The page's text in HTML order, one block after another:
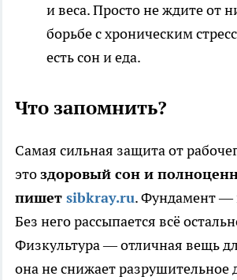
и веса. Просто не ждите от
борьбе с хроническим
есть сон и еда.
Что запомнить?
Самая сильная защита от
этоздоровый сон и
пишет sibkray.ru. Фундамент —
Без него рассыпается всё
Физкультура — отличная вещь
она не снижает разрушительное